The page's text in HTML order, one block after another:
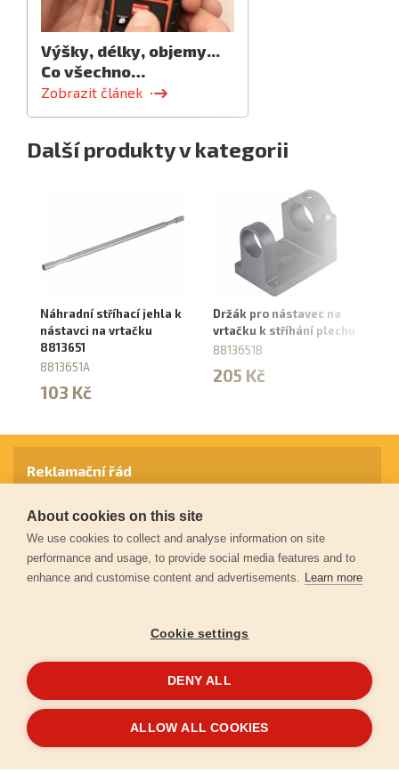
Výšky, délky, objemy...
Co všechno…
Zobrazit článek
Další produkty v kategorii
Náhradní stříhací jehla k
nástavci na vrtačku
8813651
8813651A
103 Kč
Držák pro nástavec na
vrtačku k stříhání plechu
8813651B
205 Kč
© 2026Extol.cz- Všechna práva vyhrazena
Reklamační řád
Záruční podmínky
Ochrana osobních údajů
VytvořiloFEO
About cookies on this site
We use cookies to collect and analyse information on site
performance and usage, to provide social media features and to
enhance and customise content and advertisements. Learn more
Cookie settings
DENY ALL
ALLOW ALL COOKIES